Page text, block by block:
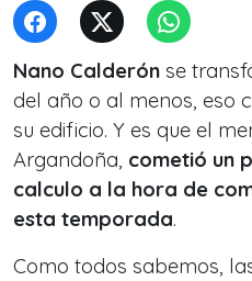
Nano Calderón se
del año o al menos, eso
su edificio. Y es que el
Argandoña, cometió un
calculo a la hora de
esta temporada.
Como todos sabemos,